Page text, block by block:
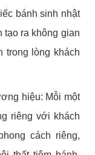
bánh sinh nhật
tạo ra không gian
trong lòng khách
hiệu: Mỗi một
riêng với khách
cách riêng,